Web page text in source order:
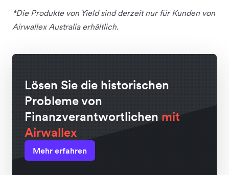
*Die Produkte von Yield sind derzeit nur für Kunden von
Airwallex Australia erhältlich.
Lösen Sie die historischen
Probleme von
Finanzverantwortlichen mit
Airwallex
Mehr erfahren